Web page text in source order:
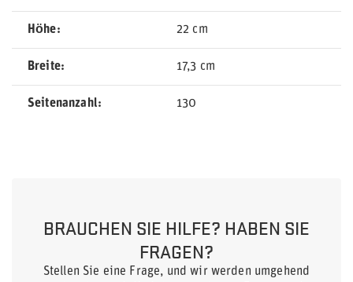
Höhe 22 cm
Breite 17,3 cm
Seitenanzahl 130
BRAUCHEN SIE HILFE? HABEN SIE
FRAGEN?
Stellen Sie eine Frage, und wir werden umgehend